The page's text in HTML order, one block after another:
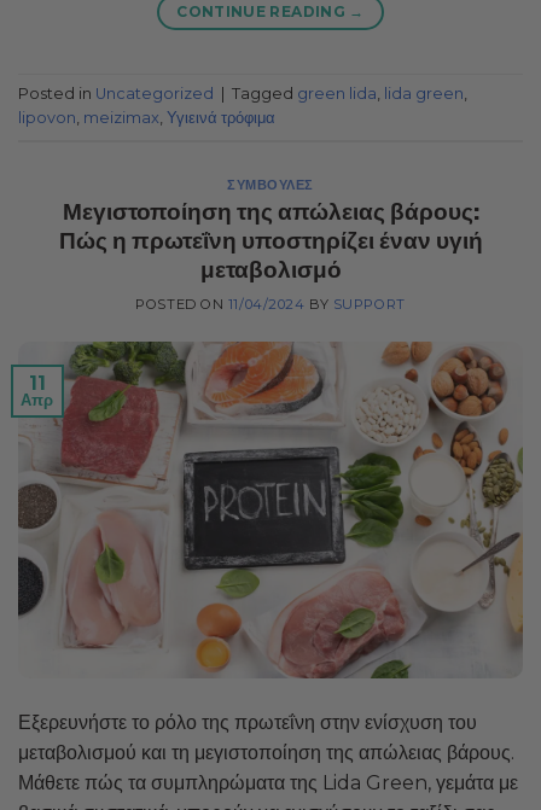
CONTINUE READING →
Posted in Uncategorized Tagged green lida, lida green,
lipovon, meizimax, Υγιεινά τρόφιμα
ΣΥΜΒΟΥΛΈΣ
Μεγιστοποίηση της απώλειας βάρους:
Πώς η πρωτεΐνη υποστηρίζει έναν υγιή
μεταβολισμό
POSTED ON 11/04/2024 BY SUPPORT
11
Απρ
Εξερευνήστε το ρόλο της πρωτεΐνη στην ενίσχυση του
μεταβολισμού και τη μεγιστοποίηση της απώλειας βάρους.
Μάθετε πώς τα συμπληρώματα της Lida Green, γεμάτα με